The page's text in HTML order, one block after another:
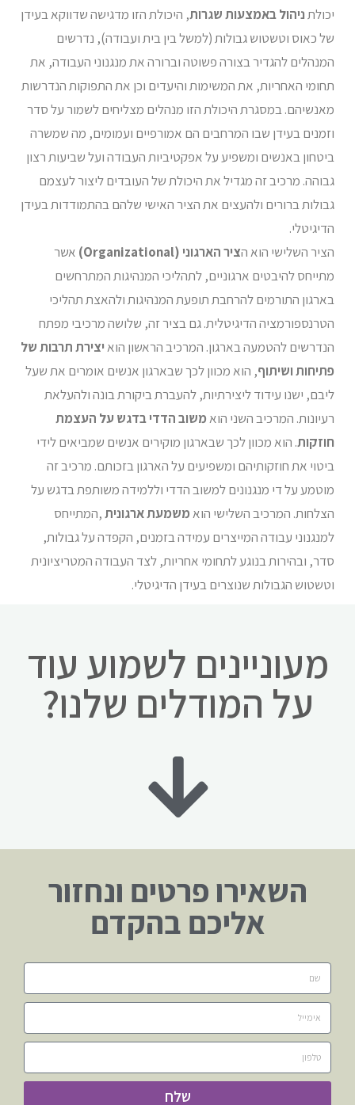
יכולתניהול באמצעות שגרות, היכולת הזו מדגישה שדווקא בעידן
של כאוס וטשטוש גבולות (למשל בין בית ועבודה), נדרשים
המנהלים להגדיר בצורה פשוטה וברורה את מנגנוני העבודה, את
תחומי האחריות, את המשימות והיעדים וכן את התפוקות הנדרשות
מאנשיהם. במסגרת היכולת הזו מנהלים מצליחים לשמור על סדר
וזמנים בעידן שבו המרחבים הם אמורפיים ועמומים, מה שמשרה
ביטחון באנשים ומשפיע על אפקטיביות העבודה ועל שביעות רצון
גבוהה. מרכיב זה מגדיל את היכולת של העובדים ליצור לעצמם
גבולות ברורים ולהעצים את הציר האישי שלהם בהתמודדות בעידן
הדיגיטלי.
הציר השלישי הוא הציר הארגוני (Organizational)
אשר
מתייחס להיבטים ארגוניים, לתהליכי המנהיגות המתרחשים
בארגון התורמים להרחבת תופעת המנהיגות ולהאצת תהליכי
הטרנספורמציה הדיגיטלית. גם בציר זה, שלושה מרכיבי מפתח
הנדרשים להטמעה בארגון. המרכיב הראשון הואיצירת תרבות של
פתיחות ושיתוף, הוא מכוון לכך שבארגון אנשים אומרים את שעל
ליבם, ישנו עידוד ליצירתיות, להעברת ביקורת בונה ולהעלאת
רעיונות. המרכיב השני הואמשוב הדדי בדגש על העצמת
חוזקות. הוא מכוון לכך שבארגון מוקירים אנשים שמביאים לידי
ביטוי את חוזקותיהם ומשפיעים על הארגון בזכותם. מרכיב זה
מוטמע על די מנגנונים למשוב הדדי וללמידה משותפת בדגש על
הצלחות. המרכיב השלישי הואמשמעת ארגונית,המתייחס
למנגנוני עבודה המייצרים עמידה בזמנים, הקפדה על גבולות,
סדר, ובהירות בנוגע לתחומי אחריות, לצד העבודה המטריציונית
וטשטוש הגבולות שנוצרים בעידן הדיגיטלי.
מעוניינים לשמוע עוד
על המודלים שלנו?
השאירו פרטים ונחזור
אליכם בהקדם
שלח